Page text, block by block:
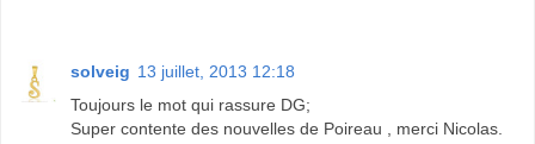
solveig 13 juillet, 2013 12:18
Toujours le mot qui rassure DG;
Super contente des nouvelles de Poireau , merci Nicolas.